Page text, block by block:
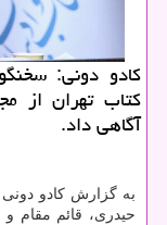
کادو دونی:
آگاهی داد.
به گزارش کادو
حیدری، قائم مقام